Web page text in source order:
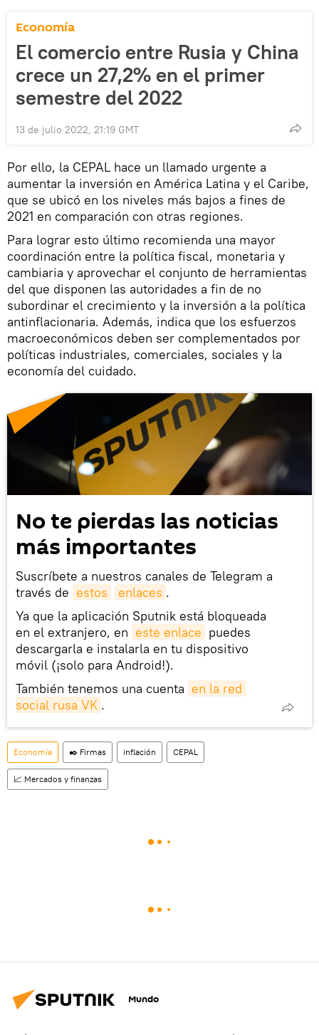
Economía
El comercio entre Rusia y China
crece un 27,2% en el primer
semestre del 2022
13 de julio 2022, 21:19 GMT
Por ello, la CEPAL hace un llamado urgente a
aumentar la inversión en América Latina y el Caribe,
que se ubicó en los niveles más bajos a fines de
2021 en comparación con otras regiones.
Para lograr esto último recomienda una mayor
coordinación entre la política fiscal, monetaria y
cambiaria y aprovechar el conjunto de herramientas
del que disponen las autoridades a fin de no
subordinar el crecimiento y la inversión a la política
antinflacionaria. Además, indica que los esfuerzos
macroeconómicos deben ser complementados por
políticas industriales, comerciales, sociales y la
economía del cuidado.
No te pierdas las noticias
más importantes
Suscríbete a nuestros canales de Telegram a
través de estos enlaces .
Ya que la aplicación Sputnik está bloqueada
en el extranjero, en este enlace puedes
descargarla e instalarla en tu dispositivo
móvil (¡solo para Android!).
También tenemos una cuenta en la red
social rusa VK .
Economía ✒️ Firmas inflación CEPAL
📈 Mercados y finanzas
Mundo